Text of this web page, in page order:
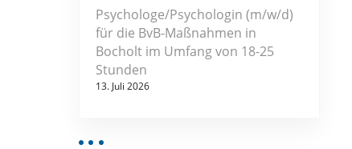
Psychologe/Psychologin (m/w/d)
für die BvB-Maßnahmen in
Bocholt im Umfang von 18-25
Stunden
13. Juli 2026